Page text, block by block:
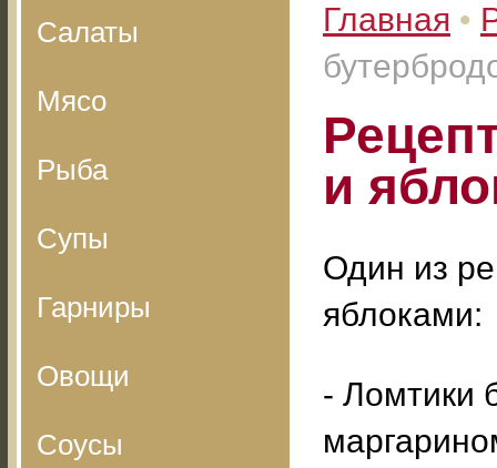
Салаты
Мясо
Рыба
Супы
Гарниры
Овощи
Соусы
Главная •
и
Один из
яблоками:
- Ломтики